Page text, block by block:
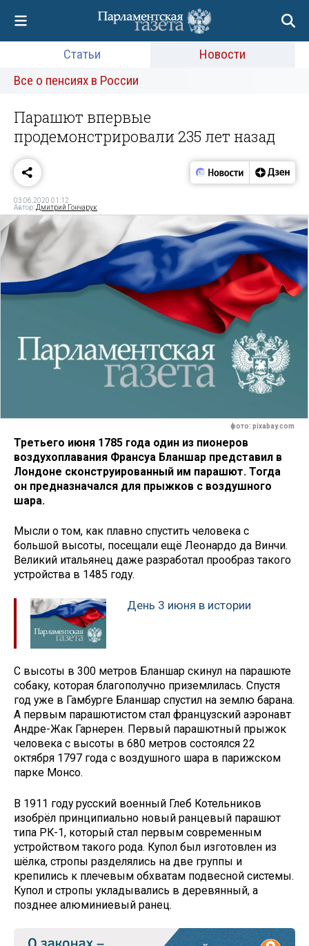
Статьи
Новости
Все о пенсиях в России
Парашют впервые
продемонстрировали 235 лет назад
03.06.2020 01:12
Автор: Дмитрий Гончарук
фото: pixabay.com
Третьего июня 1785 года один из пионеров
воздухоплавания Франсуа Бланшар представил в
Лондоне сконструированный им парашют. Тогда
он предназначался для прыжков с воздушного
шара.
Мысли о том, как плавно спустить человека с
большой высоты, посещали ещё Леонардо да Винчи.
Великий итальянец даже разработал прообраз такого
устройства в 1485 году.
День 3 июня в истории
С высоты в 300 метров Бланшар скинул на парашюте
собаку, которая благополучно приземлилась. Спустя
год уже в Гамбурге Бланшар спустил на землю барана.
А первым парашютистом стал французский аэронавт
Андре-Жак Гарнерен. Первый парашютный прыжок
человека с высоты в 680 метров состоялся 22
октября 1797 года с воздушного шара в парижском
парке Монсо.
В 1911 году русский военный Глеб Котельников
изобрёл принципиально новый ранцевый парашют
типа РК-1, который стал первым современным
устройством такого рода. Купол был изготовлен из
шёлка, стропы разделялись на две группы и
крепились к плечевым обхватам подвесной системы.
Купол и стропы укладывались в деревянный, а
позднее алюминиевый ранец.